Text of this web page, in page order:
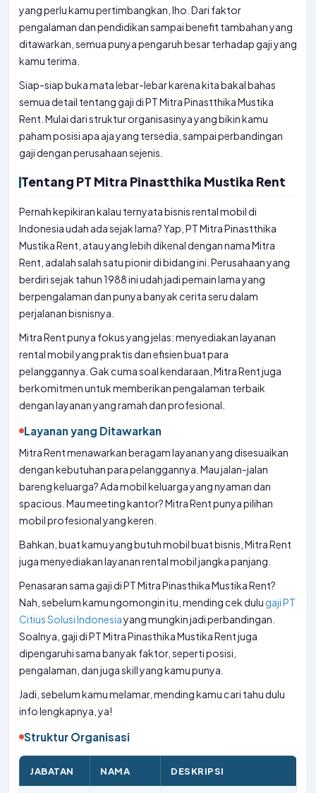
yang perlu kamu pertimbangkan, lho. Dari faktor
pengalaman dan pendidikan sampai benefit tambahan yang
ditawarkan, semua punya pengaruh besar terhadap gaji yang
kamu terima.
Siap-siap buka mata lebar-lebar karena kita bakal bahas
semua detail tentang gaji di PT Mitra Pinastthika Mustika
Rent. Mulai dari struktur organisasinya yang bikin kamu
paham posisi apa aja yang tersedia, sampai perbandingan
gaji dengan perusahaan sejenis.
Tentang PT Mitra Pinastthika Mustika Rent
Pernah kepikiran kalau ternyata bisnis rental mobil di
Indonesia udah ada sejak lama? Yap, PT Mitra Pinastthika
Mustika Rent, atau yang lebih dikenal dengan nama Mitra
Rent, adalah salah satu pionir di bidang ini. Perusahaan yang
berdiri sejak tahun 1988 ini udah jadi pemain lama yang
berpengalaman dan punya banyak cerita seru dalam
perjalanan bisnisnya.
Mitra Rent punya fokus yang jelas: menyediakan layanan
rental mobil yang praktis dan efisien buat para
pelanggannya. Gak cuma soal kendaraan, Mitra Rent juga
berkomitmen untuk memberikan pengalaman terbaik
dengan layanan yang ramah dan profesional.
Layanan yang Ditawarkan
Mitra Rent menawarkan beragam layanan yang disesuaikan
dengan kebutuhan para pelanggannya. Mau jalan-jalan
bareng keluarga? Ada mobil keluarga yang nyaman dan
spacious. Mau meeting kantor? Mitra Rent punya pilihan
mobil profesional yang keren.
Bahkan, buat kamu yang butuh mobil buat bisnis, Mitra Rent
juga menyediakan layanan rental mobil jangka panjang.
Penasaran sama gaji di PT Mitra Pinasthika Mustika Rent?
Nah, sebelum kamu ngomongin itu, mending cek dulu gaji PT
Citius Solusi Indonesiayang mungkin jadi perbandingan.
Soalnya, gaji di PT Mitra Pinasthika Mustika Rent juga
dipengaruhi sama banyak faktor, seperti posisi,
pengalaman, dan juga skill yang kamu punya.
Jadi, sebelum kamu melamar, mending kamu cari tahu dulu
info lengkapnya, ya!
Struktur Organisasi
JABATAN NAMA DESKRIPSI